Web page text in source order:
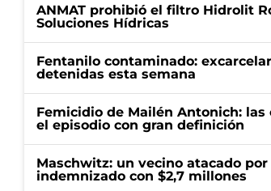
ANMAT prohibió el filtro Hidrolit
Soluciones Hídricas
Fentanilo contaminado:
detenidas esta semana
Femicidio de Mailén Antonich:
el episodio con gran definición
Maschwitz: un vecino atacado
indemnizado con $2,7 millones